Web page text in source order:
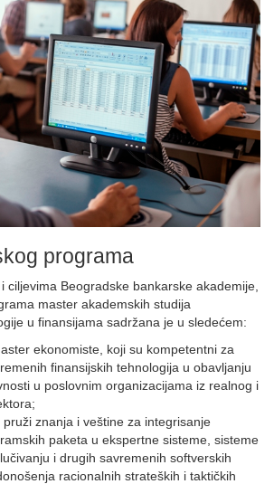
programa
ciljevima Beogradske bankarske akademije,
master akademskih studija
u finansijama sadržana je u sledećem:
ekonomiste, koji su kompetentni za
finansijskih tehnologija u obavljanju
u poslovnim organizacijama iz realnog i
znanja i veštine za integrisanje
paketa u ekspertne sisteme, sisteme
i drugih savremenih softverskih
racionalnih strateških i taktičkih